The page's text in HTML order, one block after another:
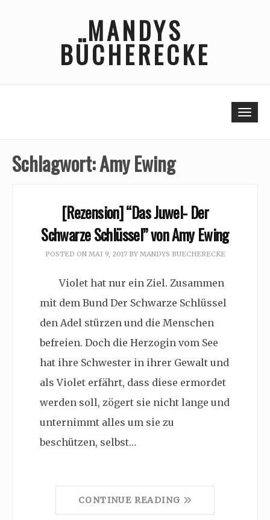
MANDYS
BÜCHERECKE
Schlagwort:Amy Ewing
[Rezension] “Das Juwel- Der
Schwarze Schlüssel” von Amy Ewing
POSTED ON MAI 9, 2017BY MANDYS BUECHERECKE
Violet hat nur ein Ziel. Zusammen
mit dem Bund Der Schwarze Schlüssel
den Adel stürzen und die Menschen
befreien. Doch die Herzogin vom See
hat ihre Schwester in ihrer Gewalt und
als Violet erfährt, dass diese ermordet
werden soll, zögert sie nicht lange und
unternimmt alles um sie zu
beschützen, selbst…
CONTINUE READING